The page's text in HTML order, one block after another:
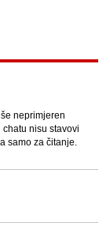
neprimjeren
nisu stavovi
samo za čitanje.